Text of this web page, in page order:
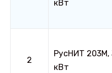
кВт
2
РусНИТ 203М,
кВт